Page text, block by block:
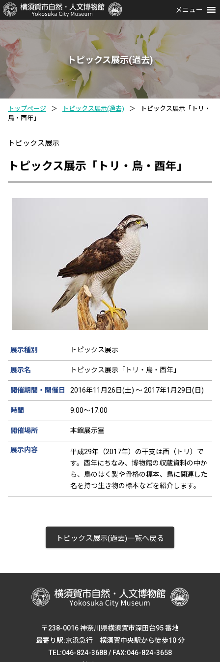
メニュー
トピックス展示(過去)
トップページ ＞ トピックス展示(過去) ＞
トピックス展示「トリ・
鳥・酉年」
トピックス展示
トピックス展示「トリ・鳥・酉年」
展示種別 トピックス展示
展示名 トピックス展示「トリ・鳥・酉年」
開催期間・開催日 2016年11月26日(土) ～ 2017年1月29日(日)
時間 9:00～17:00
開催場所 本館展示室
展示内容
平成29年（2017年）の干支は酉（トリ）で
す。酉年にちなみ、博物館の収蔵資料の中か
ら、鳥のはく製や骨格の標本、鳥に関連した
名を持つ生き物の標本などを紹介します。
トピックス展示(過去)一覧へ戻る
〒238-0016 神奈川県横須賀市深田台95 番地
最寄り駅:京浜急行 横須賀中央駅から徒歩10 分
TEL:046-824-3688 / FAX:046-824-3658